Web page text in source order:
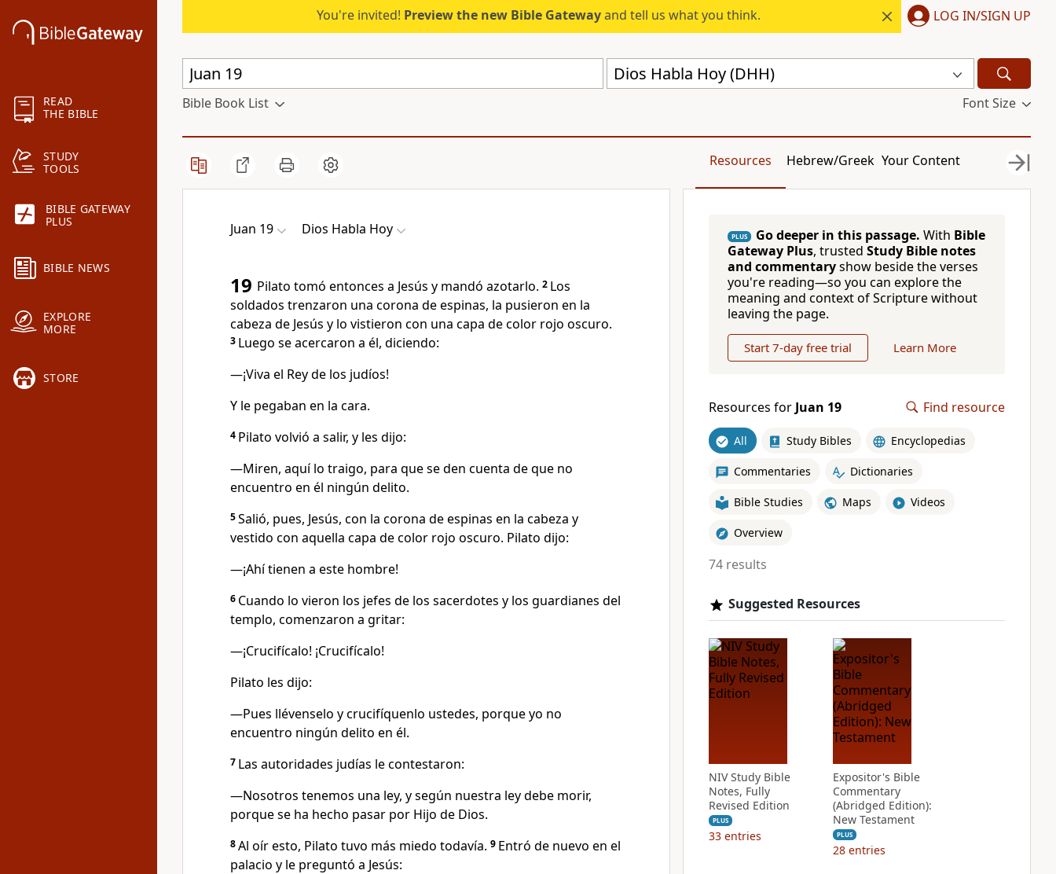
READ
THE BIBLE
STUDY
TOOLS
BIBLE GATEWAY
PLUS
BIBLE NEWS
EXPLORE
MORE
STORE
You're invited! Preview the new Bible Gatewayand tell us what you think. LOG IN/SIGN UP
Dios Habla Hoy (DHH)
Bible Book List Font Size
Resources Hebrew/Greek Your Content
Juan 19 Dios Habla Hoy
19 Pilato tomó entonces a Jesús y mandó azotarlo. 2 Los
soldados trenzaron una corona de espinas, la pusieron en la
cabeza de Jesús y lo vistieron con una capa de color rojo oscuro.
3 Luego se acercaron a él, diciendo:
—¡Viva el Rey de los judíos!
Y le pegaban en la cara.
4 Pilato volvió a salir, y les dijo:
—Miren, aquí lo traigo, para que se den cuenta de que no
encuentro en él ningún delito.
5Salió, pues, Jesús, con la corona de espinas en la cabeza y
vestido con aquella capa de color rojo oscuro. Pilato dijo:
—¡Ahí tienen a este hombre!
6 Cuando lo vieron los jefes de los sacerdotes y los guardianes del
templo, comenzaron a gritar:
—¡Crucifícalo! ¡Crucifícalo!
Pilato les dijo:
—Pues llévenselo y crucifíquenlo ustedes, porque yo no
encuentro ningún delito en él.
7 Las autoridades judías le contestaron:
—Nosotros tenemos una ley, y según nuestra ley debe morir,
porque se ha hecho pasar por Hijo de Dios.
8Al oír esto, Pilato tuvo más miedo todavía. 9 Entró de nuevo en el
palacio y le preguntó a Jesús:
PLUS Go deeper in this passage. With Bible
Gateway Plus, trusted Study Bible notes
and commentaryshow beside the verses
you're reading—so you can explore the
meaning and context of Scripture without
leaving the page.
Start 7-day free trial Learn More
Resources for Juan 19 Find resource
All Study Bibles Encyclopedias
Commentaries Dictionaries
Bible Studies Maps Videos
Overview
74 results
Suggested Resources
NIV Study Bible
Notes, Fully
Revised Edition
PLUS
33 entries
Expositor's Bible
Commentary
(Abridged Edition):
New Testament
PLUS
28 entries